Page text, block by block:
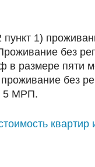
1)
без
в размере
без
5 МРП.